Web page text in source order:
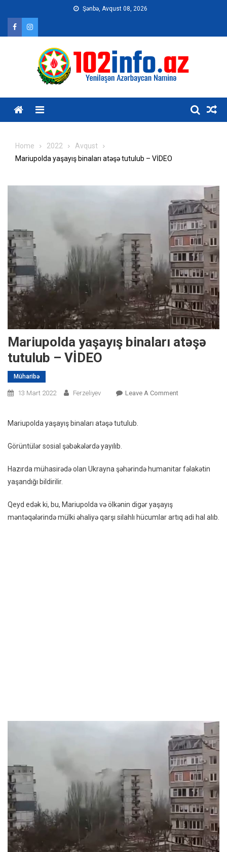
content
Şənbə, Avqust 08, 2026
Home 2022
Avqust
Mariupolda yaşayış binaları atəşə tutulub – VİDEO
Mariupolda yaşayış binaları atəşə
tutulub – VİDEO
Müharibə
13 Mart 2022 Ferzeliyev Leave A CommentOn
Mariupolda yaşayış binaları atəşə tutulub.
Görüntülər sosial şəbəkələrdə yayılıb.
Hazırda mühasirədə olan Ukrayna şəhərində humanitar fəlakətin
yaşandığı bildirilir.
Qeyd edək ki, bu, Mariupolda və ölkənin digər yaşayış
məntəqələrində mülki əhaliyə qarşı silahlı hücumlar artıq adi hal alıb.